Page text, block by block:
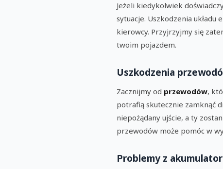
Jeżeli kiedykolwiek
sytuacje. Uszkodzenia
kierowcy. Przyjrzyjmy się
twoim pojazdem.
Uszkodzenia
Zacznijmy od przewodów,
potrafią skutecznie zamknąć
niepożądany ujście, a ty
przewodów może pomóc w
Problemy z